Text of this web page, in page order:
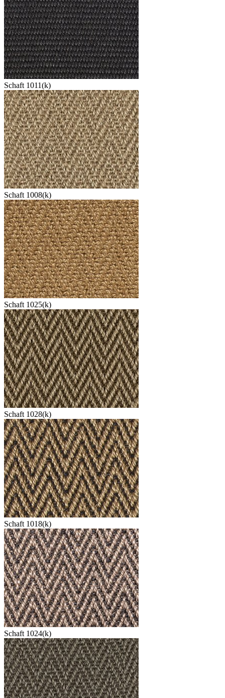
Schaft 1011(k)
Schaft 1008(k)
Schaft 1025(k)
Schaft 1028(k)
Schaft 1018(k)
Schaft 1024(k)